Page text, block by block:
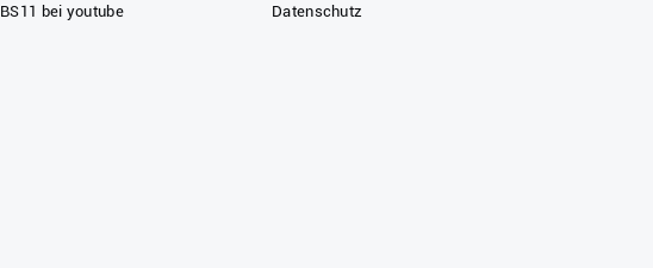
BS11 bei youtube
Datenschutz